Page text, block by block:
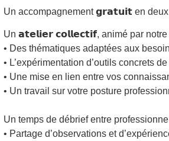
Un accompagnement 𝗴𝗿𝗮𝘁𝘂𝗶𝘁 en
Un 𝗮𝘁𝗲𝗹𝗶𝗲𝗿 𝗰𝗼𝗹𝗹𝗲𝗰𝘁𝗶𝗳, animé par
• Des thématiques adaptées aux
• L’expérimentation d’outils concrets
• Une mise en lien entre vos
• Un travail sur votre posture
Un temps de débrief entre
• Partage d’observations et